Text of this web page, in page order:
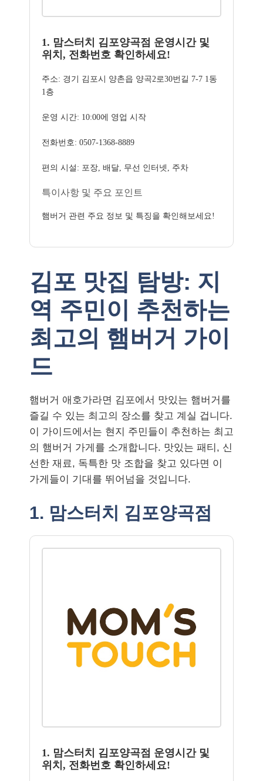
1. 맘스터치 김포양곡점 운영시간 및
위치, 전화번호 확인하세요!
주소: 경기 김포시 양촌읍 양곡2로30번길 7-7 1동
1층
운영 시간: 10:00에 영업 시작
전화번호: 0507-1368-8889
편의 시설: 포장, 배달, 무선 인터넷, 주차
특이사항 및 주요 포인트
햄버거 관련 주요 정보 및 특징을 확인해보세요!
김포 맛집 탐방: 지
역 주민이 추천하는
최고의 햄버거 가이
드
햄버거 애호가라면 김포에서 맛있는 햄버거를
즐길 수 있는 최고의 장소를 찾고 계실 겁니다.
이 가이드에서는 현지 주민들이 추천하는 최고
의 햄버거 가게를 소개합니다. 맛있는 패티, 신
선한 재료, 독특한 맛 조합을 찾고 있다면 이
가게들이 기대를 뛰어넘을 것입니다.
1. 맘스터치 김포양곡점
1. 맘스터치 김포양곡점 운영시간 및
위치, 전화번호 확인하세요!